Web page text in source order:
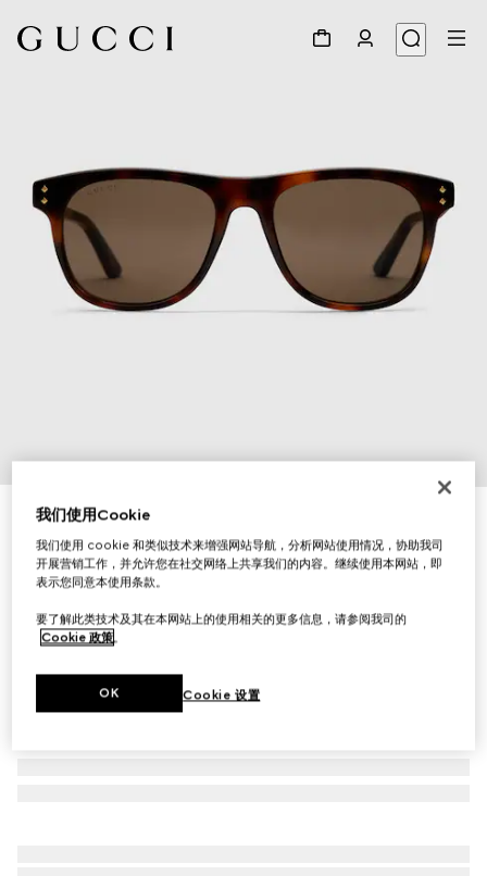
方形镜框太阳眼镜
£310
相关款式棕色
我们使用Cookie
我们使用 cookie 和类似技术来增强网站导航，分析网站使用情况，协助我司
开展营销工作，并允许您在社交网络上共享我们的内容。继续使用本网站，即
表示您同意本使用条款。
要了解此类技术及其在本网站上的使用相关的更多信息，请参阅我司的
Cookie 政策。
Cookie 设置
OK